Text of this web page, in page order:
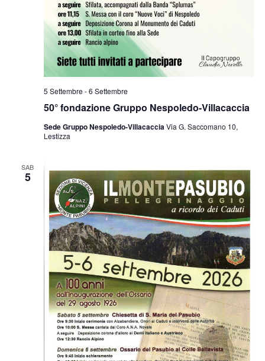
50° fondazione Gruppo Nespoledo-Villacaccia
5 Settembre -6 Settembre
Sede Gruppo Nespoledo-VillacacciaVia G. Saccomano 10,
Lestizza
SAB
5